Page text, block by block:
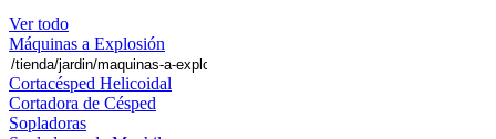
Ver todo
Máquinas a Explosión
Cortacésped Helicoidal
Cortadora de Césped
Sopladoras